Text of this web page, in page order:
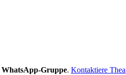
WhatsApp-Gruppe. Kontaktiere Thea